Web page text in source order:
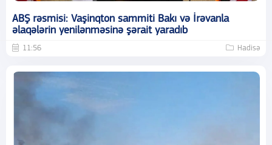
ABŞ rəsmisi: Vaşinqton sammiti Bakı və İrəvanla
əlaqələrin yenilənməsinə şərait yaradıb
11:56 Hadisə